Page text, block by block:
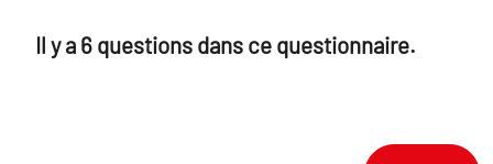
Il y a 6 questions dans ce questionnaire.